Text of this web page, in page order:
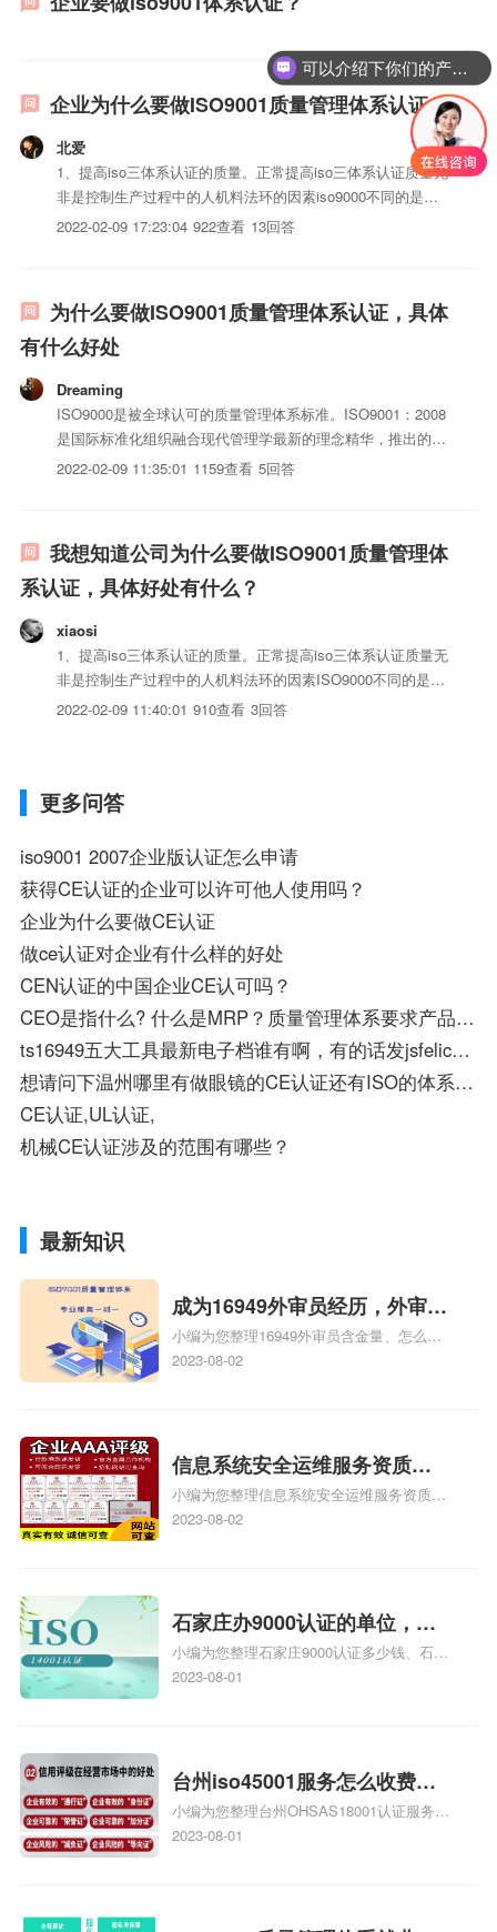
企业为什么要做ISO9001质量管理体系认证
北爱
1、提高iso三体系认证的质量。正常提高iso三体系认证质量无
非是控制生产过程中的人机料法环的因素iso9000不同的是，
它还控制五大因素的持续改进，最终使iso三体系认证的质量
2022-02-09 17:23:04 922查看 13回答
为什么要做ISO9001质量管理体系认证，具体
有什么好处
Dreaming
ISO9000是被全球认可的质量管理体系标准。ISO9001：2008
是国际标准化组织融合现代管理学最新的理念精华，推出的最
新质量管理体系标准，更加适用于各种类型、各种行业的组
2022-02-09 11:35:01 1159查看 5回答
我想知道公司为什么要做ISO9001质量管理体
系认证，具体好处有什么？
xiaosi
1、提高iso三体系认证的质量。正常提高iso三体系认证质量无
非是控制生产过程中的人机料法环的因素ISO9000不同的是，
它还控制五大因素的持续改进，最终使iso三体系认证的质量
2022-02-09 11:40:01 910查看 3回答
更多问答
iso9001 2007企业版认证怎么申请
获得CE认证的企业可以许可他人使用吗？
企业为什么要做CE认证
做ce认证对企业有什么样的好处
CEN认证的中国企业CE认可吗？
CEO是指什么? 什么是MRP？质量管理体系要求产品要求的区别与联系是什么
ts16949五大工具最新电子档谁有啊，有的话发jsfelice@163.com感激不尽啊
想请问下温州哪里有做眼镜的CE认证还有ISO的体系认证的？
CE认证,UL认证,
机械CE认证涉及的范围有哪些？
最新知识
成为16949外审员经历，外审员
16949
小编为您整理16949外审员含金量、怎么才
能成为注册的TS16949:2009的外审员、我
2023-08-02
信息系统安全运维服务资质二
级费用，信息系统安全运维服
务资质二级
小编为您整理信息系统安全运维服务资质认
证证书机构有哪些、安全运维服务资质的费
体系认证知识，详情可查看下方正文！
2023-08-02
石家庄办9000认证的单位，石
家庄9000认证的公司
小编为您整理石家庄9000认证多少钱、石家
庄9000认证价格多少钱、石家庄9000认证
2023-08-01
台州iso45001服务怎么收费，
台州iso45001认证服务怎么收
费
小编为您整理台州OHSAS18001认证服务中
心哪家收费便宜、台州ISO9000认证，哪个
2023-08-01
可以介绍下你们的产品么？